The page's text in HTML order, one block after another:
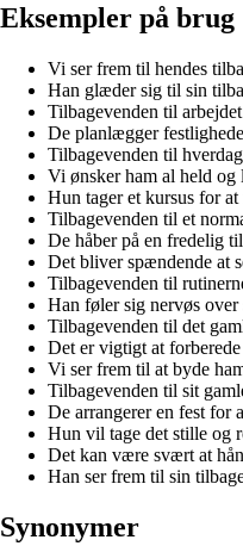
Eksempler på brug
Vi ser frem til hendes
Han glæder sig til sin
Tilbagevenden til
De planlægger
Tilbagevenden til
Vi ønsker ham al held
Hun tager et kursus for
Tilbagevenden til et
De håber på en fredelig
Det bliver spændende at
Tilbagevenden til
Han føler sig nervøs
Tilbagevenden til det
Det er vigtigt at
Vi ser frem til at byde
Tilbagevenden til sit
De arrangerer en fest for
Hun vil tage det stille og
Det kan være svært at
Han ser frem til sin
Synonymer